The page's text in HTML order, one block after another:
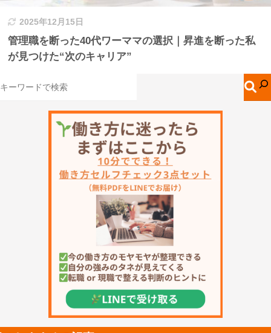
2025年12月15日
管理職を断った40代ワーママの選択｜昇進を断った私
が見つけた“次のキャリア”